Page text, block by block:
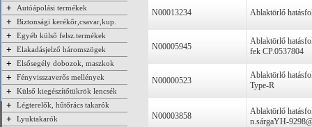
+ Autóápolási termékek
+ Biztonsági kerékőr,csavar,kup.
+ Egyéb külső felsz.termékek
+ Elakadásjelző háromszögek
+ Elsősegély dobozok, maszkok
+ Fényvisszaverős mellények
+ Külső kiegészítőtükrök lencsék
+ Légterelők, hűtőrács takarók
+ Lyuktakarók
N00013234 Ablaktörlő
N00005945
Ablaktörlő
fek CP.0537804
N00000523
Ablaktörlő
Type-R
N00003858
Ablaktörlő
n.sárgaYH-